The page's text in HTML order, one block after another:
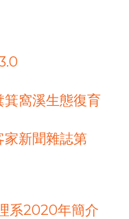
窩溪生態復育
家新聞雜誌第
系2020年簡介